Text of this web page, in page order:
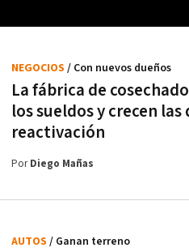
La fábrica de
los sueldos y crecen las
reactivación
NEGOCIOS / Con nuevos dueños
PorDiego Mañas
AUTOS / Ganan terreno